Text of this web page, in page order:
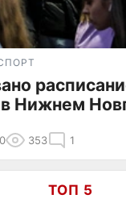
в Нижнем
353 1
ТОП 5